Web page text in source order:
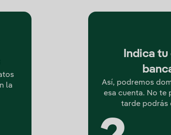
la
Indica tu
Así, podremos
esa cuenta. No te
tarde podrás